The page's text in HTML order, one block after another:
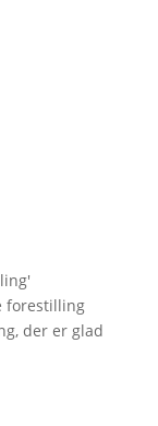
'
forestilling
der er glad